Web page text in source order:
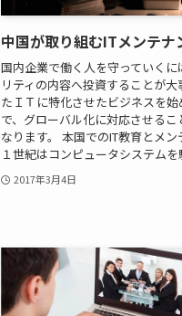
中国が取り組むITメンテナ
国内企業で働く人を守っていくに
リティの内容へ投資することが大
たＩＴに特化させたビジネスを始
で、グローバル化に対応させるこ
なります。 本国でのIT教育とメン
１世紀はコンピュータシステムを
2017年3月4日